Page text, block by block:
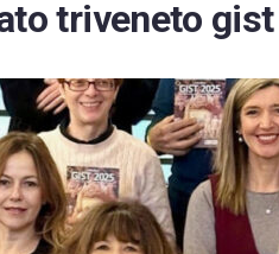
triveneto gist